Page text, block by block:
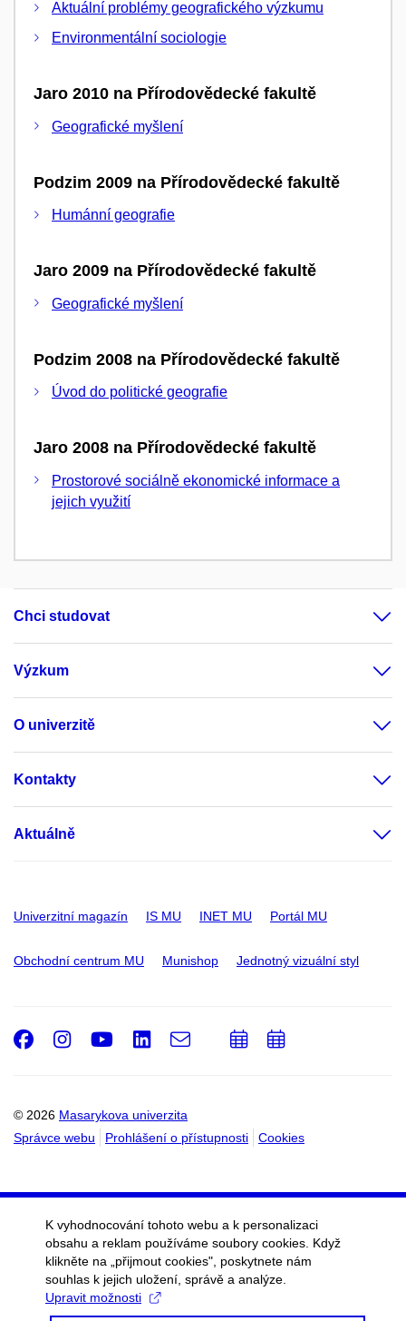
Aktuální problémy geografického výzkumu
Environmentální sociologie
Jaro 2010 na Přírodovědecké fakultě
Geografické myšlení
Podzim 2009 na Přírodovědecké fakultě
Humánní geografie
Jaro 2009 na Přírodovědecké fakultě
Geografické myšlení
Podzim 2008 na Přírodovědecké fakultě
Úvod do politické geografie
Jaro 2008 na Přírodovědecké fakultě
Prostorové sociálně ekonomické informace a
jejich využití
Chci studovat
Výzkum
O univerzitě
Kontakty
Aktuálně
Univerzitní magazín IS MU INET MU Portál MU
Obchodní centrum MU Munishop Jednotný vizuální styl
© 2026 Masarykova univerzita
Správce webu
Prohlášení o přístupnosti Cookies
Facebook
Instagram
Youtube
LinkedIn
e-
PřidatPřidat
K vyhodnocování tohoto webu a k personalizaci
obsahu a reklam používáme soubory cookies. Když
klikněte na „přijmout cookies", poskytnete nám
souhlas k jejich uložení, správě a analýze.
Upravit možnosti